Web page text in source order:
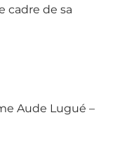
cadre de sa
Aude Lugué –